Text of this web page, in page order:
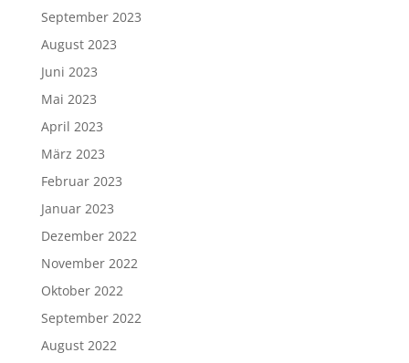
September 2023
August 2023
Juni 2023
Mai 2023
April 2023
März 2023
Februar 2023
Januar 2023
Dezember 2022
November 2022
Oktober 2022
September 2022
August 2022